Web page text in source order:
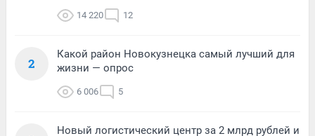
14 220 12
2
Какой район Новокузнецка самый лучший для
жизни — опрос
6 006 5
Новый логистический центр за 2 млрд рублей и